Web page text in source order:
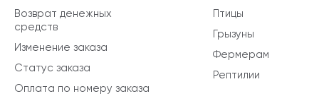
Птицы
Грызуны
Фермерам
Рептилии
Возврат денежных
средств
Изменение заказа
Статус заказа
Оплата по номеру заказа